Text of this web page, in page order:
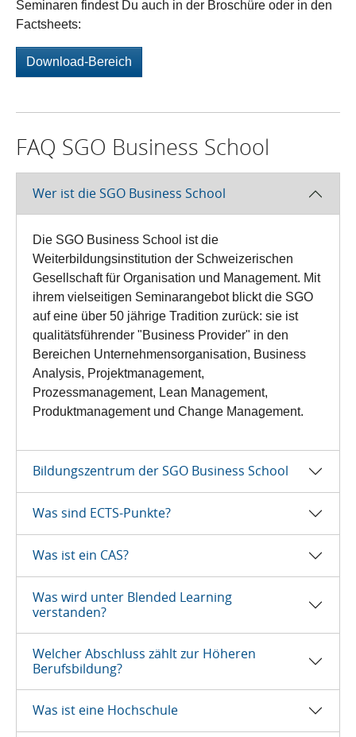
Seminaren findest Du auch in der Broschüre oder in den
Factsheets:
Download-Bereich
FAQ SGO Business School
Wer ist die SGO Business School
Die SGO Business School ist die
Weiterbildungsinstitution der Schweizerischen
Gesellschaft für Organisation und Management. Mit
ihrem vielseitigen Seminarangebot blickt die SGO
auf eine über 50 jährige Tradition zurück: sie ist
qualitätsführender "Business Provider" in den
Bereichen Unternehmensorganisation, Business
Analysis, Projektmanagement,
Prozessmanagement, Lean Management,
Produktmanagement und Change Management.
Bildungszentrum der SGO Business School
Was sind ECTS-Punkte?
Was ist ein CAS?
Was wird unter Blended Learning
verstanden?
Welcher Abschluss zählt zur Höheren
Berufsbildung?
Was ist eine Hochschule